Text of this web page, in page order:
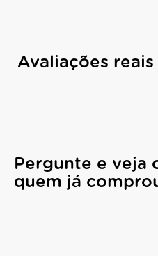
Avaliações
Pergunte e veja
quem já